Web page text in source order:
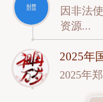
因非法
资源...
2025年
2025年